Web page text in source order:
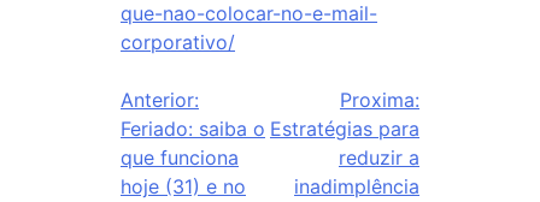
que-nao-colocar-no-e-mail-
corporativo/
Anterior:
Feriado: saiba o
que funciona
hoje (31) e no
Proxima:
Estratégias para
reduzir a
inadimplência